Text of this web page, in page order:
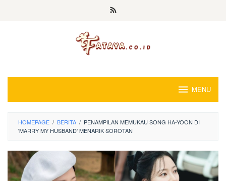
MENU
HOMEPAGE / BERITA / PENAMPILAN MEMUKAU SONG HA-YOON DI
'MARRY MY HUSBAND' MENARIK SOROTAN